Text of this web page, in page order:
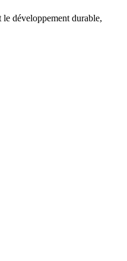
le développement durable,